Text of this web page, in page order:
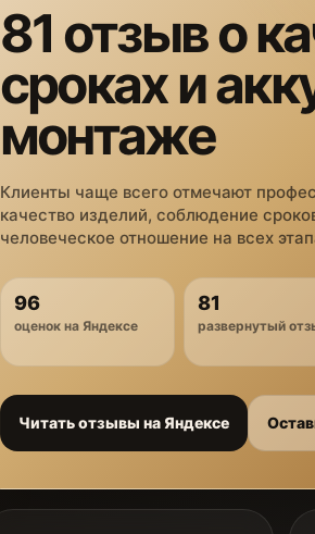
81 отзыв о
сроках и
монтаже
Клиенты чаще всего отмечают
качество изделий, соблюдение
человеческое отношение на всех
96
оценок на Яндексе
81
развернутый
Читать отзывы на Яндексе